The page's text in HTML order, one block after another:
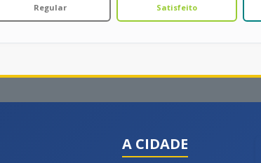
Regular Satisfeito
A CIDADE